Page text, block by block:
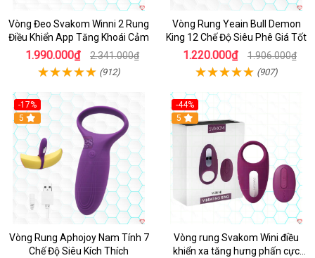
Vòng Đeo Svakom Winni 2 Rung
Điều Khiển App Tăng Khoái Cảm
1.990.000₫ 2.341.000₫
(912)
Vòng Rung Yeain Bull Demon
King 12 Chế Độ Siêu Phê Giá Tốt
1.220.000₫ 1.906.000₫
(907)
-17%
Hot
5
Vòng Rung Aphojoy Nam Tính 7
Chế Độ Siêu Kích Thích
-44%
5
Vòng rung Svakom Wini điều
khiển xa tăng hưng phấn cực